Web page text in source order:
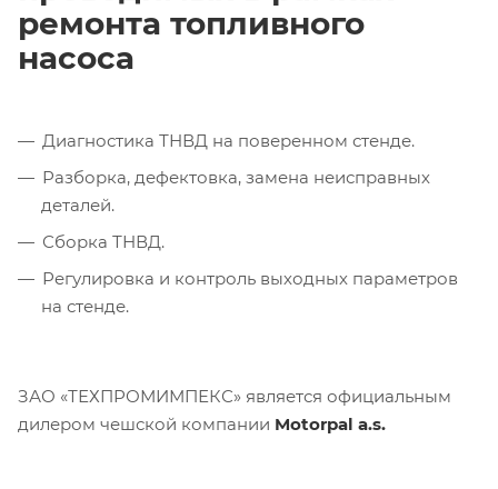
ремонта топливного
насоса
Диагностика ТНВД на поверенном стенде.
Разборка, дефектовка, замена неисправных
деталей.
Сборка ТНВД.
Регулировка и контроль выходных параметров
на стенде.
ЗАО «ТЕХПРОМИМПЕКС» является официальным
дилером чешской компании Motorpal a.s.